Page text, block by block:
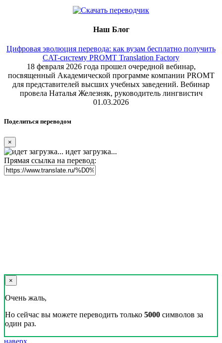
Наш Блог
Цифровая эволюция перевода: как вузам бесплатно получить
CAT-систему PROMT Translation Factory
18 февраля 2026 года прошел очередной вебинар,
посвященный Академической программе компании PROMT
для представителей высших учебных заведений. Вебинар
провела Наталья Железняк, руководитель лингвистич
01.03.2026
Поделиться переводом
×
идет загрузка...
Прямая ссылка на перевод:
×
Очень жаль,
Но сейчас вы можете переводить только 5000 символов за
один раз.
наверх